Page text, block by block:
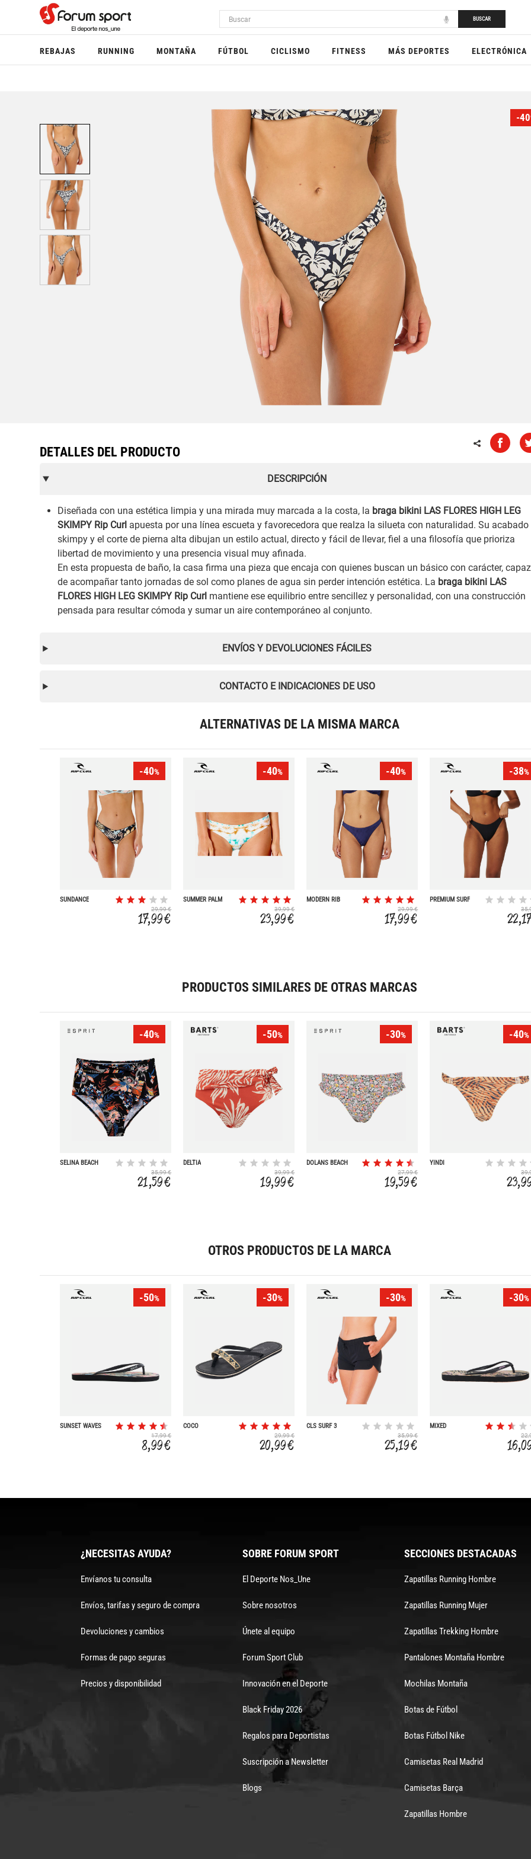
BUSCAR
REBAJAS RUNNING MONTAÑA FÚTBOL CICLISMO FITNESS MÁS DEPORTES ELECTRÓNICA
-40
DETALLES DEL PRODUCTO
DESCRIPCIÓN
Diseñada con una estética limpia y una mirada muy marcada a la costa, la braga bikini LAS FLORES HIGH LEG
SKIMPY Rip Curl apuesta por una línea escueta y favorecedora que realza la silueta con naturalidad. Su acabado
skimpy y el corte de pierna alta dibujan un estilo actual, directo y fácil de llevar, fiel a una filosofía que prioriza
libertad de movimiento y una presencia visual muy afinada.
En esta propuesta de baño, la casa firma una pieza que encaja con quienes buscan un básico con carácter, capaz
de acompañar tanto jornadas de sol como planes de agua sin perder intención estética. La braga bikini LAS
FLORES HIGH LEG SKIMPY Rip Curl mantiene ese equilibrio entre sencillez y personalidad, con una construcción
pensada para resultar cómoda y sumar un aire contemporáneo al conjunto.
ENVÍOS Y DEVOLUCIONES FÁCILES
CONTACTO E INDICACIONES DE USO
ALTERNATIVAS DE LA MISMA MARCA
-40%
SUNDANCE
29,99 €
17,99 €
-40%
SUMMER PALM
39,99 €
23,99 €
-40%
MODERN RIB
29,99 €
17,99 €
-38%
PREMIUM SURF
PRODUCTOS SIMILARES DE OTRAS MARCAS
-40%
SELINA BEACH
35,99 €
21,59 €
-50%
DELTIA
39,99 €
19,99 €
-30%
DOLANS BEACH
27,99 €
19,59 €
-40%
YINDI
OTROS PRODUCTOS DE LA MARCA
-50%
SUNSET WAVES
17,99 €
8,99 €
-30%
COCO
29,99 €
20,99 €
-30%
CLS SURF 3
35,99 €
25,19 €
-30%
MIXED
¿NECESITAS AYUDA?
Envíanos tu consulta
Envíos, tarifas y seguro de compra
Devoluciones y cambios
Formas de pago seguras
Precios y disponibilidad
SOBRE FORUM SPORT
El Deporte Nos_Une
Sobre nosotros
Únete al equipo
Forum Sport Club
Innovación en el Deporte
Black Friday 2026
Regalos para Deportistas
Suscripción a Newsletter
Blogs
SECCIONES DESTACADAS
Zapatillas Running Hombre
Zapatillas Running Mujer
Zapatillas Trekking Hombre
Pantalones Montaña Hombre
Mochilas Montaña
Botas de Fútbol
Botas Fútbol Nike
Camisetas Real Madrid
Camisetas Barça
Zapatillas Hombre